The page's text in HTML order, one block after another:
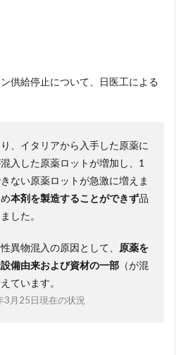
供給停止について、日医工による
、イタリアから⼊⼿した原薬に
⼊した原薬ロットが増加し、1
ない原薬ロットが急激に増えま
本剤を製造することができず品
した。
異物混⼊の原因として、 原薬を
備由来および資材の⼀部 （が混
ています。
3⽉25⽇現在の状況